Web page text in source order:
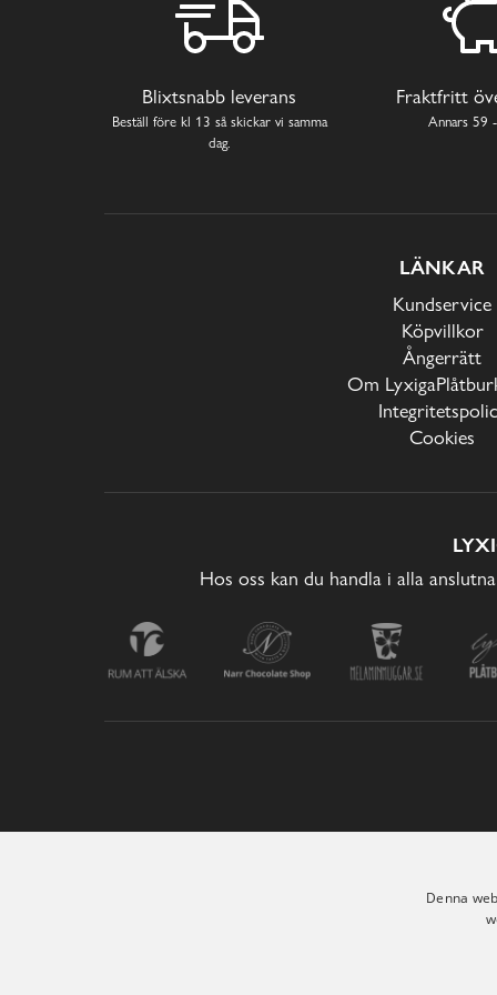
Blixtsnabb leverans
Beställ före kl 13 så skickar vi samma
dag.
Fraktfritt
Annars 59
LÄNKAR
Kundservice
Köpvillkor
Ångerrätt
Om
Cookies
Hos oss kan du handla i alla
Denna